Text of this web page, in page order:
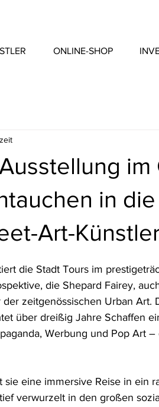
ONLINE-SHOP
im
in
Art-
die Stadt Tours im
die Shepard Fairey,
zeitgenössischen Urban Art.
über dreißig Jahre Schaffen
Werbung und Pop Art
eine immersive Reise in ein
verwurzelt in den großen